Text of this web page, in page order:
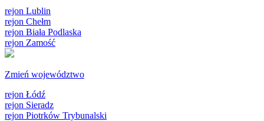
rejon Lublin
rejon Chełm
rejon Biała Podlaska
rejon Zamość
Zmień województwo
rejon Łódź
rejon Sieradz
rejon Piotrków Trybunalski